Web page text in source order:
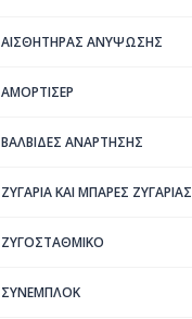
ΑΙΣΘΗΤΗΡΑΣ ΑΝΥΨΩΣΗΣ
ΑΜΟΡΤΙΣΕΡ
ΒΑΛΒΙΔΕΣ ΑΝΑΡΤΗΣΗΣ
ΖΥΓΑΡΙΑ ΚΑΙ ΜΠΑΡΕΣ ΖΥΓΑΡΙΑΣ
ΖΥΓΟΣΤΑΘΜΙΚΟ
ΣYΝΕΜΠΛΟΚ